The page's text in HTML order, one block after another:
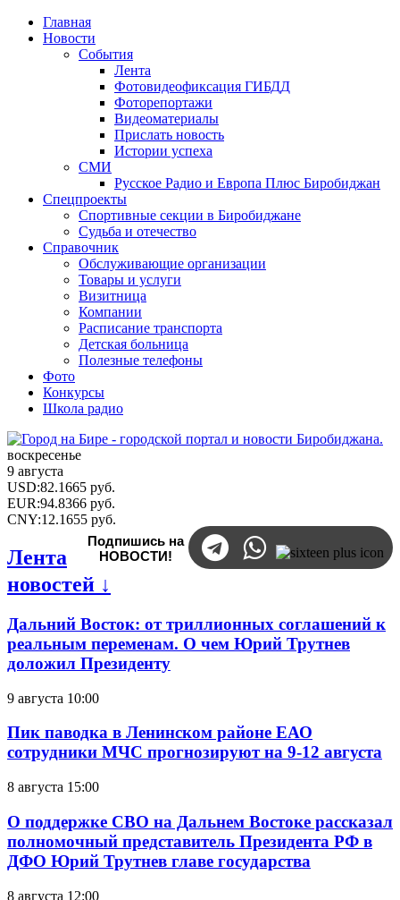
Главная
Новости
События
Лента
Фотовидеофиксация ГИБДД
Фоторепортажи
Видеоматериалы
Прислать новость
Истории успеха
СМИ
Русское Радио и Европа Плюс Биробиджан
Спецпроекты
Спортивные секции в Биробиджане
Судьба и отечество
Справочник
Обслуживающие организации
Товары и услуги
Визитница
Компании
Расписание транспорта
Детская больница
Полезные телефоны
Фото
Конкурсы
Школа радио
воскресенье
9 августа
USD:82.1665 руб.
EUR:94.8366 руб.
CNY:12.1655 руб.
Подпишись на
НОВОСТИ!
Лента
новостей ↓
Дальний Восток: от триллионных соглашений к
реальным переменам. О чем Юрий Трутнев
доложил Президенту
9 августа 10:00
Пик паводка в Ленинском районе ЕАО
сотрудники МЧС прогнозируют на 9-12 августа
8 августа 15:00
О поддержке СВО на Дальнем Востоке рассказал
полномочный представитель Президента РФ в
ДФО Юрий Трутнев главе государства
8 августа 12:00